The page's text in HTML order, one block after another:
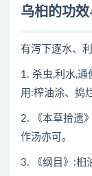
乌桕的功效
有泻下逐水、
1. 杀虫,利水,通
用:榨油涂、捣
2. 《本草拾遗
作汤亦可。
3. 《纲目》:桕